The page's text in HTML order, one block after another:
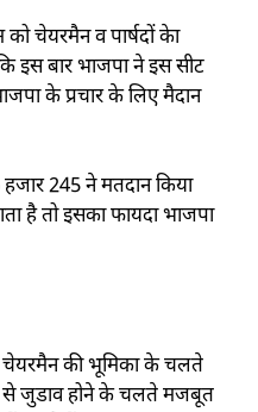
चेयरमैन व पार्षदों केा
इस बार भाजपा ने इस सीट
के प्रचार के लिए मैदान
245 ने मतदान किया
है तो इसका फायदा भाजपा
की भूमिका के चलते
से जुडाव होने के चलते मजबूत